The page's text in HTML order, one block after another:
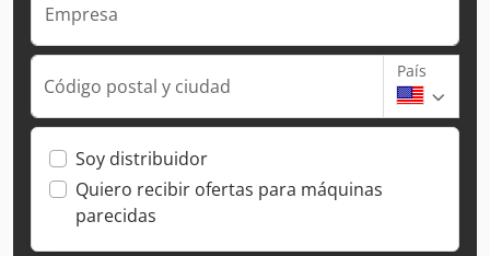
Empresa
Código postal y ciudad
País
Soy distribuidor
Quiero recibir ofertas para máquinas
parecidas